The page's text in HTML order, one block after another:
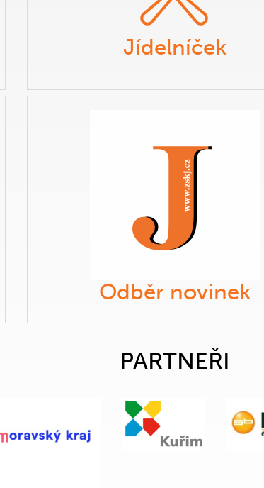
Jídelníček
Odběr novinek
PARTNEŘI